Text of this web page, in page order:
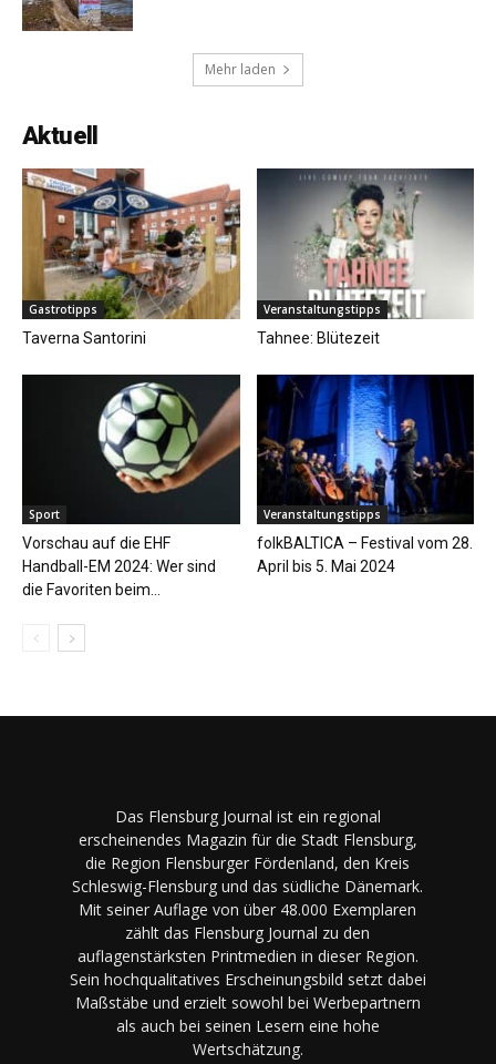
Mehr laden
Aktuell
Gastrotipps
Taverna Santorini
Veranstaltungstipps
Tahnee: Blütezeit
Sport
Vorschau auf die EHF
Handball-EM 2024: Wer sind
die Favoriten beim...
Veranstaltungstipps
folkBALTICA – Festival vom 28.
April bis 5. Mai 2024
Das Flensburg Journal ist ein regional
erscheinendes Magazin für die Stadt Flensburg,
die Region Flensburger Fördenland, den Kreis
Schleswig-Flensburg und das südliche Dänemark.
Mit seiner Auflage von über 48.000 Exemplaren
zählt das Flensburg Journal zu den
auflagenstärksten Printmedien in dieser Region.
Sein hochqualitatives Erscheinungsbild setzt dabei
Maßstäbe und erzielt sowohl bei Werbepartnern
als auch bei seinen Lesern eine hohe
Wertschätzung.